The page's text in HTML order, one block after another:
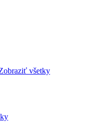
všetky